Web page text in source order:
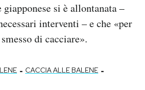
si è allontanata –
interventi – e che «per
di cacciare».
- CACCIA ALLE BALENE -